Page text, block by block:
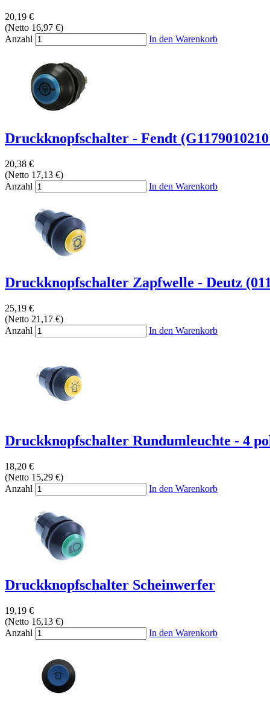
20,19 €
(Netto 16,97 €)
Anzahl
In den Warenkorb
Druckknopfschalter - Fendt
20,38 €
(Netto 17,13 €)
Anzahl
In den Warenkorb
Druckknopfschalter Zapfwelle - Deutz
25,19 €
(Netto 21,17 €)
Anzahl
In den Warenkorb
Druckknopfschalter Rundumleuchte - 4
18,20 €
(Netto 15,29 €)
Anzahl
In den Warenkorb
Druckknopfschalter Scheinwerfer
19,19 €
(Netto 16,13 €)
Anzahl
In den Warenkorb